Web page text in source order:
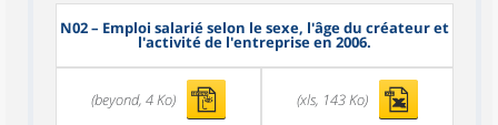
N02– Emploi salarié selon le sexe, l'âge du créateur et
l'activité de l'entreprise en 2006.
(beyond, 4 Ko) (xls, 143 Ko)